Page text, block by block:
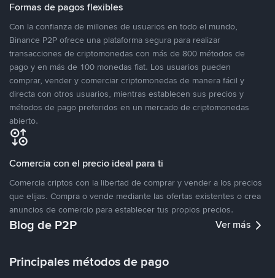
Formas de pagos flexibles
Con la confianza de millones de usuarios en todo el mundo,
Binance P2P ofrece una plataforma segura para realizar
transacciones de criptomonedas con más de 800 métodos de
pago y en más de 100 monedas fiat. Los usuarios pueden
comprar, vender y comerciar criptomonedas de manera fácil y
directa con otros usuarios, mientras establecen sus precios y
métodos de pago preferidos en un mercado de criptomonedas
abierto.
Comercia con el precio ideal para ti
Comercia criptos con la libertad de comprar y vender a los precios
que elijas. Compra o vende mediante las ofertas existentes o crea
anuncios de comercio para establecer tus propios precios.
Blog de P2P Ver más
Principales métodos de pago